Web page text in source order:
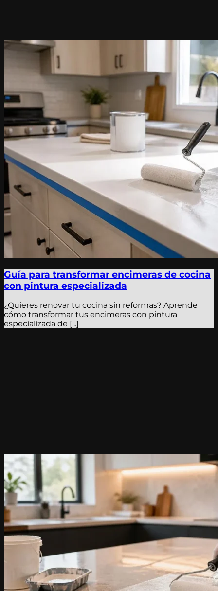
Guía para transformar encimeras de cocina
con pintura especializada
¿Quieres renovar tu cocina sin reformas? Aprende
cómo transformar tus encimeras con pintura
especializada de [...]